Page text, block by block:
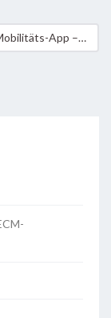
Petingen: Mobilitäts-App – Alles rund um Fortbewegung an einem Ort